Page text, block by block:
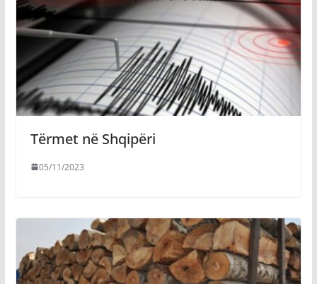
Tërmet në Shqipëri
05/11/2023